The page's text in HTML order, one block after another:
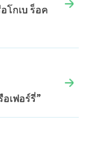
โกเบ ร็อค
เฟอร์รี่”